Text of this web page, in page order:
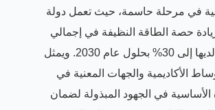
في مرحلة حاسمة، حيث تعمل دولة
حصة الطاقة النظيفة في إجمالي
مصادر الطاقة لديها إلى 30% بحلول عام 2030. ويمثل
الأكاديمية والجهات المعنية في
الأساسية في الجهود المبذولة لضمان